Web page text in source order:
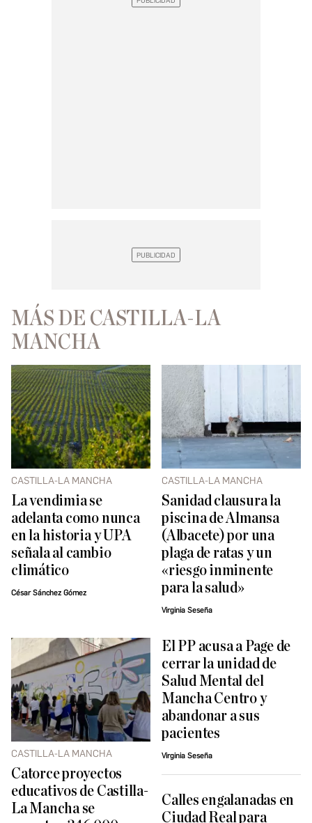
MÁS DE CASTILLA-LA
MANCHA
CASTILLA-LA MANCHA
La vendimia se
adelanta como nunca
en la historia y UPA
señala al cambio
climático
César Sánchez Gómez
CASTILLA-LA MANCHA
Sanidad clausura la
piscina de Almansa
(Albacete) por una
plaga de ratas y un
«riesgo inminente
para la salud»
Virginia Seseña
CASTILLA-LA MANCHA
Catorce proyectos
educativos de Castilla-
La Mancha se
El PP acusa a Page de
cerrar la unidad de
Salud Mental del
Mancha Centro y
abandonar a sus
pacientes
Virginia Seseña
Calles engalanadas en
Ciudad Real para